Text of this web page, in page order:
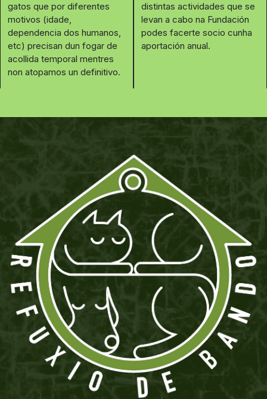
gatos que por diferentes
motivos (idade,
dependencia dos humanos,
etc) precisan dun fogar de
acollida temporal mentres
non atopamos un definitivo.
distintas actividades que se
levan a cabo na Fundación
podes facerte socio cunha
aportación anual.